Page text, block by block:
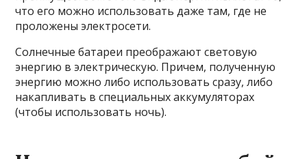
что его можно использовать даже там, где не
проложены электросети.
Солнечные батареи преображают световую
энергию в электрическую. Причем, полученную
энергию можно либо использовать сразу, либо
накапливать в специальных аккумуляторах
(чтобы использовать ночь).